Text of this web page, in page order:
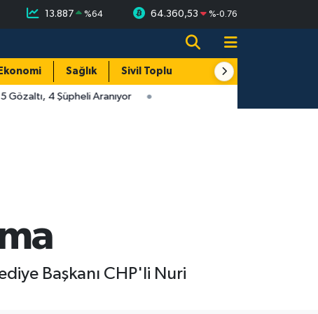
13.887 %64 64.360,53 %-0.76
Ekonomi Sağlık Sivil Toplum Turizm
4 Şüpheli Aranıyor
Başkanı CHP'li Nuri